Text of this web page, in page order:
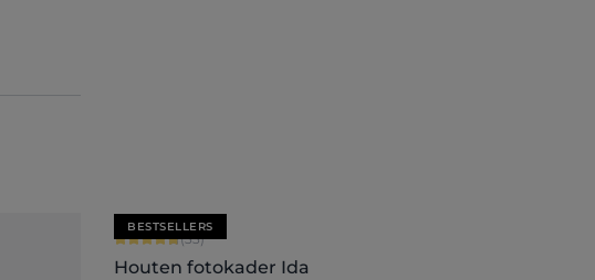
BESTSELLERS
Gemiddelde score van 4.79 op 5 sterren
(33)
Houten fotokader Ida